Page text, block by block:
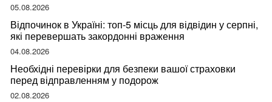
05.08.2026
Відпочинок в Україні: топ-5 місць для відвідин у серпні,
які перевершать закордонні враження
04.08.2026
Необхідні перевірки для безпеки вашої страховки
перед відправленням у подорож
02.08.2026